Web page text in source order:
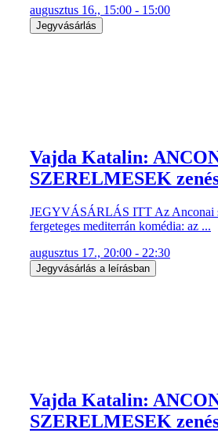
augusztus 16., 15:00 - 15:00
Jegyvásárlás
Vajda Katalin:
SZERELMESEK
JEGYVÁSÁRLÁS ITT Az Anconai
fergeteges mediterrán komédia: az ...
augusztus 17., 20:00 - 22:30
Jegyvásárlás a leírásban
Vajda Katalin:
SZERELMESEK